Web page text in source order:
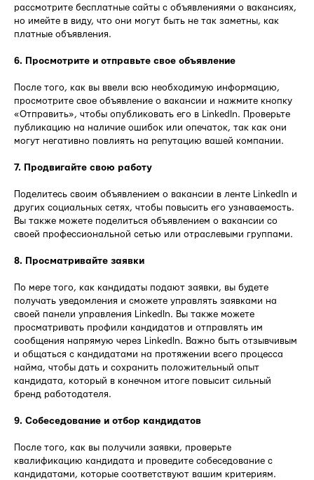
рассмотрите бесплатные сайты с объявлениями о вакансиях,
но имейте в виду, что они могут быть не так заметны, как
платные объявления.
6. Просмотрите и отправьте свое объявление
После того, как вы ввели всю необходимую информацию,
просмотрите свое объявление о вакансии и нажмите кнопку
«Отправить», чтобы опубликовать его в LinkedIn. Проверьте
публикацию на наличие ошибок или опечаток, так как они
могут негативно повлиять на репутацию вашей компании.
7. Продвигайте свою работу
Поделитесь своим объявлением о вакансии в ленте LinkedIn и
других социальных сетях, чтобы повысить его узнаваемость.
Вы также можете поделиться объявлением о вакансии со
своей профессиональной сетью или отраслевыми группами.
8. Просматривайте заявки
По мере того, как кандидаты подают заявки, вы будете
получать уведомления и сможете управлять заявками на
своей панели управления LinkedIn. Вы также можете
просматривать профили кандидатов и отправлять им
сообщения напрямую через LinkedIn. Важно быть отзывчивым
и общаться с кандидатами на протяжении всего процесса
найма, чтобы дать и сохранить положительный опыт
кандидата, который в конечном итоге повысит сильный
бренд работодателя.
9. Собеседование и отбор кандидатов
После того, как вы получили заявки, проверьте
квалификацию кандидата и проведите собеседование с
кандидатами, которые соответствуют вашим критериям.